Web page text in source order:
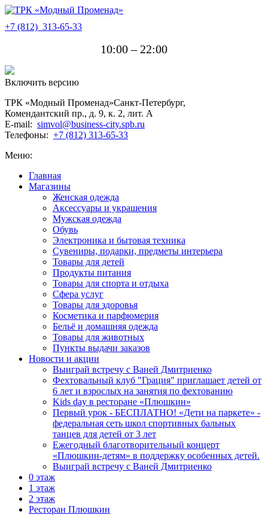
+7 (812) 313-65-33
10:00 – 22:00
Включить версию
ТРК «Модный Променад»Санкт-Петербург,
Комендантский пр., д. 9, к. 2, лит. A
E-mail: simvol@business-city.spb.ru
Телефоны: +7 (812) 313-65-33
Меню:
Главная
Магазины
Женская одежда
Аксессуары и украшения
Мужская одежда
Обувь
Электроника и бытовая техника
Сувениры, подарки, предметы интерьера
Товары для детей
Продукты питания
Товары для спорта и отдыха
Сфера услуг
Товары для здоровья
Косметика и парфюмерия
Бельё и домашняя одежда
Товары для животных
Пункты выдачи заказов
Новости и акции
Выиграй встречу с Ваней Дмитриенко
Фехтовальный клуб "Грация" приглашает детей от
6 лет и взрослых на занятия по фехтованию
Kids day в ресторане «Плюшкин»
Первый урок - БЕСПЛАТНО! «Дети на паркете» -
федеральная сеть школ спортивных бальных
танцев для детей от 3 лет
Ежегодный благотворительный концерт
«Плюшкин-детям» в поддержку особенных детей.
Выиграй встречу с Ваней Дмитриенко
0 этаж
1 этаж
2 этаж
Ресторан Плюшкин